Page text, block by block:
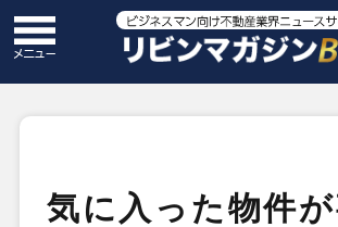
気に入った物件